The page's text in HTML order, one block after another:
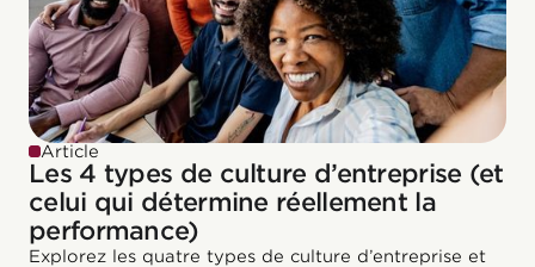
Article
Les 4 types de culture d’entreprise (et
celui qui détermine réellement la
performance)
Explorez les quatre types de culture d’entreprise et